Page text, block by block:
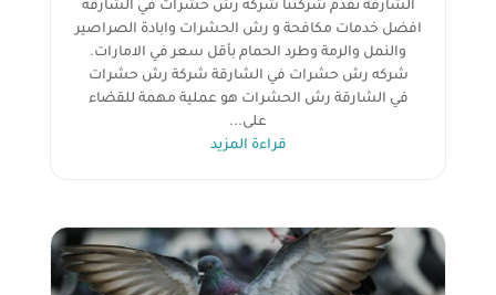
الشارقة تقدم شركتنا شركة رش حشرات في الشارقة
افضل خدمات مكافحة و رش الحشرات وابادة الصراصير
والنمل والرمة وطرد الحمام بأقل سعر في الامارات.
شركه رش حشرات في الشارقة شركة رش حشرات
في الشارقة رش الحشرات هو عملية مهمة للقضاء
على...
قراءة المزيد